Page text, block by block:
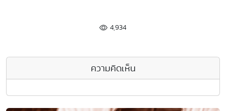
4,934
ความคิดเห็น